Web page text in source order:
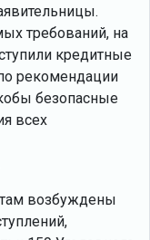
требований, на
кредитные
рекомендации
безопасные
всех
возбуждены